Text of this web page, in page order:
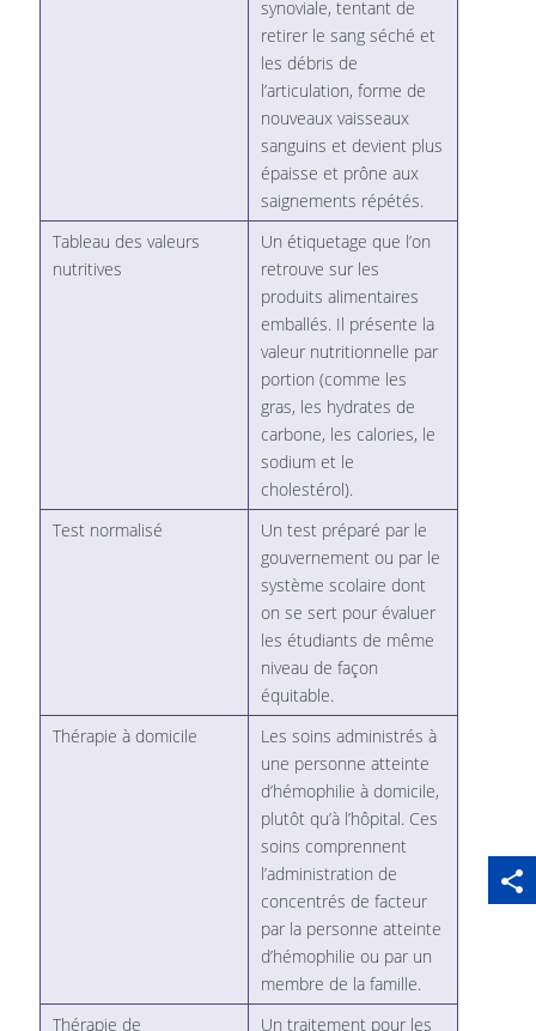
share
qr_code_scanner
content_copy
synoviale, tentant de
retirer le sang séché et
les débris de
l’articulation, forme de
nouveaux vaisseaux
sanguins et devient plus
épaisse et prône aux
saignements répétés.
Tableau des valeurs
nutritives
Un étiquetage que l’on
retrouve sur les
produits alimentaires
emballés. Il présente la
valeur nutritionnelle par
portion (comme les
gras, les hydrates de
carbone, les calories, le
sodium et le
cholestérol).
Test normalisé
Un test préparé par le
gouvernement ou par le
système scolaire dont
on se sert pour évaluer
les étudiants de même
niveau de façon
équitable.
Thérapie à domicile
Les soins administrés à
une personne atteinte
d’hémophilie à domicile,
plutôt qu’à l’hôpital. Ces
soins comprennent
l’administration de
concentrés de facteur
par la personne atteinte
d’hémophilie ou par un
membre de la famille.
Thérapie de
Un traitement pour les